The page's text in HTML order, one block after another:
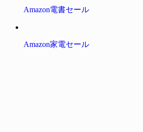
Amazon電書セール
Amazon家電セール